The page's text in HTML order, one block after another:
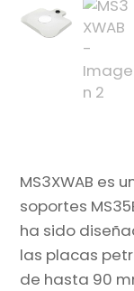
MS3XWAB es
soportes
ha sido
las placas
de hasta 90